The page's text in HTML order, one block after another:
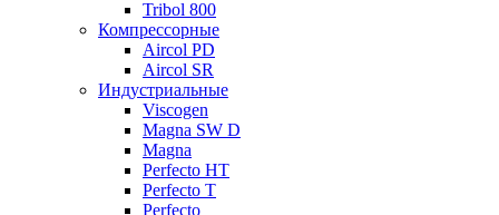
Tribol 800
Компрессорные
Aircol PD
Aircol SR
Индустриальные
Viscogen
Magna SW D
Magna
Perfecto HT
Perfecto T
Perfecto